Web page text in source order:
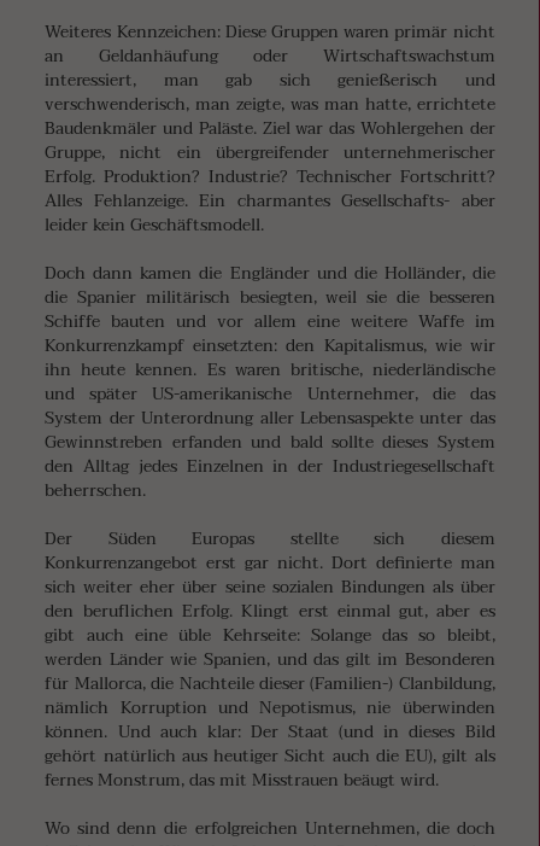
Weiteres Kennzeichen: Diese Gruppen waren primär nicht
an Geldanhäufung oder Wirtschaftswachstum
interessiert, man gab sich genießerisch und
verschwenderisch, man zeigte, was man hatte, errichtete
Baudenkmäler und Paläste. Ziel war das Wohlergehen der
Gruppe, nicht ein übergreifender unternehmerischer
Erfolg. Produktion? Industrie? Technischer Fortschritt?
Alles Fehlanzeige. Ein charmantes Gesellschafts- aber
leider kein Geschäftsmodell.
Doch dann kamen die Engländer und die Holländer, die
die Spanier militärisch besiegten, weil sie die besseren
Schiffe bauten und vor allem eine weitere Waffe im
Konkurrenzkampf einsetzten: den Kapitalismus, wie wir
ihn heute kennen. Es waren britische, niederländische
und später US-amerikanische Unternehmer, die das
System der Unterordnung aller Lebensaspekte unter das
Gewinnstreben erfanden und bald sollte dieses System
den Alltag jedes Einzelnen in der Industriegesellschaft
beherrschen.
Der Süden Europas stellte sich diesem
Konkurrenzangebot erst gar nicht. Dort definierte man
sich weiter eher über seine sozialen Bindungen als über
den beruflichen Erfolg. Klingt erst einmal gut, aber es
gibt auch eine üble Kehrseite: Solange das so bleibt,
werden Länder wie Spanien, und das gilt im Besonderen
für Mallorca, die Nachteile dieser (Familien-) Clanbildung,
nämlich Korruption und Nepotismus, nie überwinden
können. Und auch klar: Der Staat (und in dieses Bild
gehört natürlich aus heutiger Sicht auch die EU), gilt als
fernes Monstrum, das mit Misstrauen beäugt wird.
Wo sind denn die erfolgreichen Unternehmen, die doch